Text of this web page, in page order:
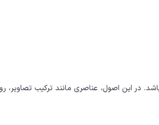
در این اصول، عناصری مانند ترکیب تصاویر،